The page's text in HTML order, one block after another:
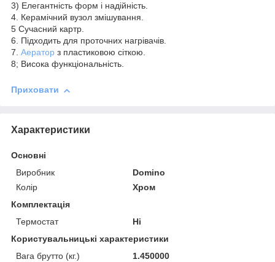
3) Елегантність форм і надійність.
4. Керамічний вузол змішування.
5 Сучасний картр.
6. Підходить для проточних нагрівачів.
7. Аератор з пластиковою сіткою.
8; Висока функціональність.
Приховати
Характеристики
Основні
Виробник
Domino
Колір
Хром
Комплектація
Термостат
Ні
Користувальницькі характеристики
Вага брутто (кг.)
1.450000